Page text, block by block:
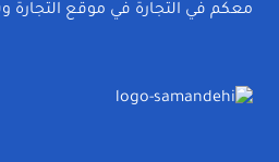
معكم في التجارة في موقع التجارة